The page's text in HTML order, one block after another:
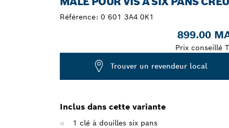
Référence: 0 601 3A4 0K1
899.00
Prix conseillé
Trouver un revendeur local
Inclus dans cette variante
1 clé à douilles six pans